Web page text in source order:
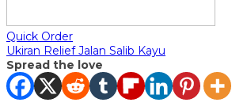
Quick Order
Ukiran Relief Jalan Salib Kayu
Spread the love